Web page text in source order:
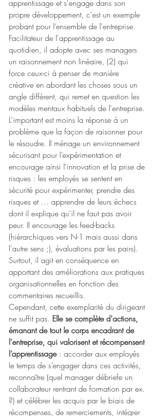
apprentissage et s'engage dans son
propre développement, c'est un exemple
probant pour l’ensemble de l'entreprise.
Facilitateur de l'apprentissage au
quotidien, il adopte avec ses managers
un raisonnement non linéaire, (2) qui
force ceux-ci à penser de manière
créative en abordant les choses sous un
angle différent, qui remet en question les
modèles mentaux habituels de l'entreprise.
L'important est moins la réponse à un
problème que la façon de raisonner pour
le résoudre. Il ménage un environnement
sécurisant pour l’expérimentation et
encourage ainsi l'innovation et la prise de
risques : les employés se sentent en
sécurité pour expérimenter, prendre des
risques et … apprendre de leurs échecs
dont il explique qu'il ne faut pas avoir
peur. Il encourage les feed-backs
(hiérarchiques vers N-1 mais aussi dans
l'autre sens ;), évaluations par les pairs).
Surtout, il agit en conséquence en
apportant des améliorations aux pratiques
organisationnelles en fonction des
commentaires recueillis.
Cependant, cette exemplarité du dirigeant
ne suffit pas. Elle se complète d'actions,
émanant de tout le corps encadrant de
l'entreprise, qui valorisent et récompensent
l’apprentissage : accorder aux employés
le temps de s’engager dans ces activités,
reconnaître (quel manager débriefe un
collaborateur rentrant de formation par ex.
?) et célébrer les acquis par le biais de
récompenses, de remerciements, intégrer